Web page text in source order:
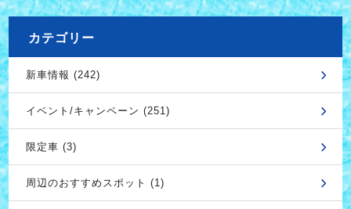
カテゴリー
新車情報 (242)
イベント/キャンペーン (251)
限定車 (3)
周辺のおすすめスポット (1)